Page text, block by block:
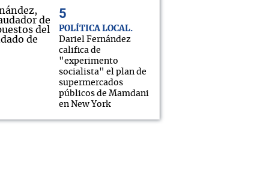
POLÍTICA LOCAL
Dariel Fernández
califica de
"experimento
socialista" el plan de
supermercados
públicos de Mamdani
en New York